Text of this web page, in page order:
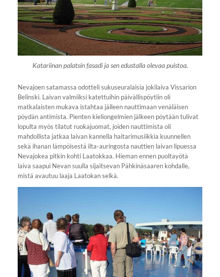
Katariinan palatsin fasadi ja sen edustalla olevaa puistoa.
Nevajoen satamassa odotteli sukuseuralaisia jokilaiva Vissarion
Belinski. Laivan valmiiksi katettuihin päivällispöytiin oli
matkalaisten mukava istahtaa jälleen nauttimaan venäläisen
pöydän antimista. Pienten kieliongelmien jälkeen pöytään tulivat
lopulta myös tilatut ruokajuomat, joiden nauttimista oli
mahdollista jatkaa laivan kannella haitarimusiikkia kuunnellen
sekä ihanan lämpöisestä ilta-auringosta nauttien laivan lipuessa
Nevajokea pitkin kohti Laatokkaa. Hieman ennen puoltayötä
laiva saapui Nevan suulla sijaitsevan Pähkinäsaaren kohdalle,
mistä avautuu laaja Laatokan selkä.